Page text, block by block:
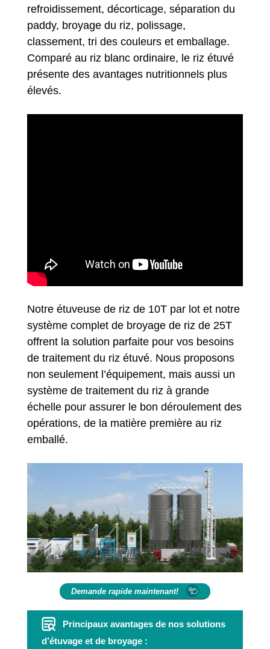
refroidissement, décorticage, séparation du
paddy, broyage du riz, polissage,
classement, tri des couleurs et emballage.
Comparé au riz blanc ordinaire, le riz étuvé
présente des avantages nutritionnels plus
élevés.
Notre étuveuse de riz de 10T par lot et notre
système complet de broyage de riz de 25T
offrent la solution parfaite pour vos besoins
de traitement du riz étuvé. Nous proposons
non seulement l’équipement, mais aussi un
système de traitement du riz à grande
échelle pour assurer le bon déroulement des
opérations, de la matière première au riz
emballé.
Demande rapide maintenant!
Principaux avantages de nos solutions
d’étuvage et de broyage :